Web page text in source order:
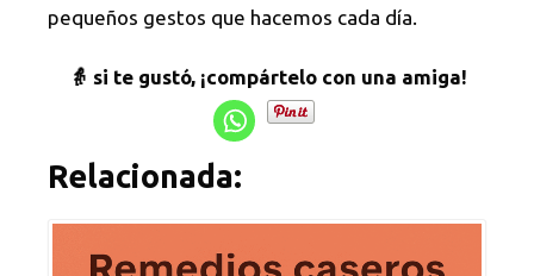
pequeños gestos que hacemos cada día.
👵 si te gustó, ¡compártelo con una amiga!
Relacionada: